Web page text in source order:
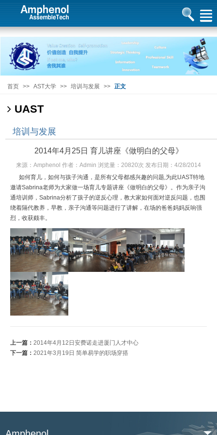
首页 >> AST大学 >> 培训与发展 >> 正文
UAST
培训与发展
2014年4月25日 育儿讲座《做明白的父母》
来源：Amphenol 作者：Admin 浏览量：20820次 发布日期：4/28/2014
如何育儿，如何与孩子沟通，是所有父母都感兴趣的问题,为此UAST特地
邀请Sabrina老师为大家做一场育儿专题讲座《做明白的父母》。作为亲子沟
通培训师，Sabrina分析了孩子的逆反心理，教大家如何面对逆反问题，也围
绕着隔代教养，早教，亲子沟通等问题进行了讲解，在场的爸爸妈妈反响强
烈，收获颇丰。
上一篇： 2014年4月12日安费诺走进厦门人才中心
下一篇： 2021年3月19日 简单易学的职场穿搭